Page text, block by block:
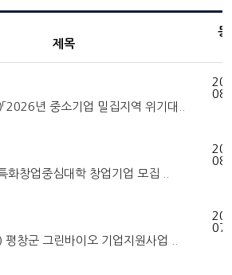
제목
등
2026년 중소기업 밀집지역 위기대..
화창업중심대학 창업기업 모집 ..
창군 그린바이오 기업지원사업 ..